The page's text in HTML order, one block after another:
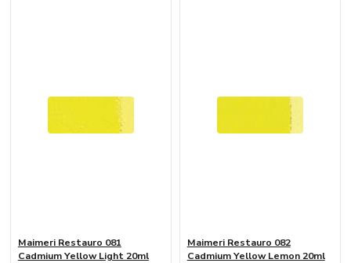
Maimeri Restauro 081
Cadmium Yellow Light 20ml
Maimeri Restauro 082
Cadmium Yellow Lemon 20ml